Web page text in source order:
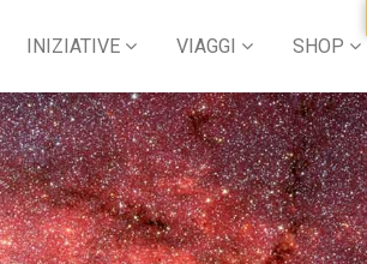
INIZIATIVE VIAGGI SHOP